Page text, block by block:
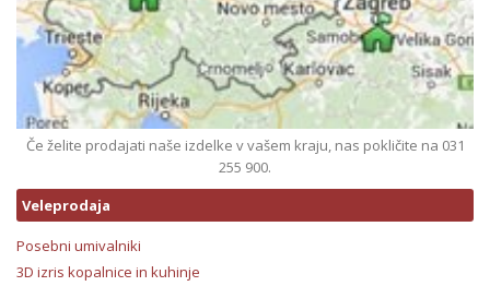
Če želite prodajati naše izdelke v vašem kraju, nas pokličite na 031
255 900.
Veleprodaja
Posebni umivalniki
3D izris kopalnice in kuhinje